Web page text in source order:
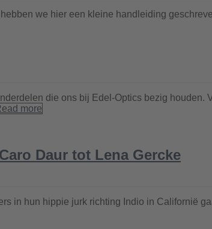
we hier een kleine handleiding
die ons bij Edel-Optics bezig houden.
more
Daur tot Lena Gercke
in hun hippie jurk richting Indio in Californië